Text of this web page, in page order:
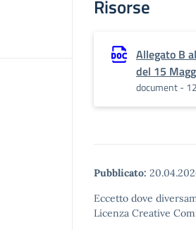
Risorse
Allegato B
del 15
document -
Pubblicato:
Eccetto dove
Licenza Creative